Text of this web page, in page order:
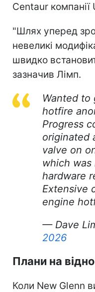
Centaur
"Шлях уперед
невеликі
швидко
зазначив Лімп.
Wanted to
hotfire
Progress
originated
valve on
which
hardware
Extensive
engine
— Dave
2026
Плани на
Коли New Glenn